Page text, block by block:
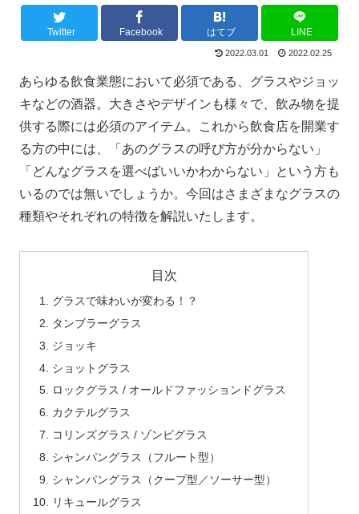
Twitter Facebook はてブ LINE
2022.03.01 2022.02.25
あらゆる飲食業態において必須である、グラスやジョッ
キなどの酒器。大きさやデザインも様々で、飲み物を提
供する際には必須のアイテム。これから飲食店を開業す
る方の中には、「あのグラスの呼び方が分からない」
「どんなグラスを選べばいいかわからない」という方も
いるのでは無いでしょうか。今回はさまざまなグラスの
種類やそれぞれの特徴を解説いたします。
目次
グラスで味わいが変わる！？
タンブラーグラス
ジョッキ
ショットグラス
ロックグラス / オールドファッションドグラス
カクテルグラス
コリンズグラス / ゾンビグラス
シャンパングラス（フルート型）
シャンパングラス（クープ型／ソーサー型）
リキュールグラス